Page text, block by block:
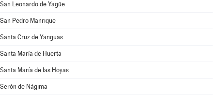
San Leonardo de Yagüe
San Pedro Manrique
Santa Cruz de Yanguas
Santa María de Huerta
Santa María de las Hoyas
Serón de Nágima